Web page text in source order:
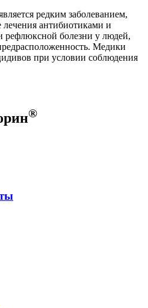
редким заболеванием,
лечения антибиотиками и
рефлюксной болезни у людей,
Медики
при условии соблюдения
®